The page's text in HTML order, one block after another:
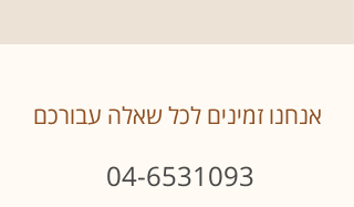
אנחנו זמינים לכל שאלה עבורכם
04-6531093